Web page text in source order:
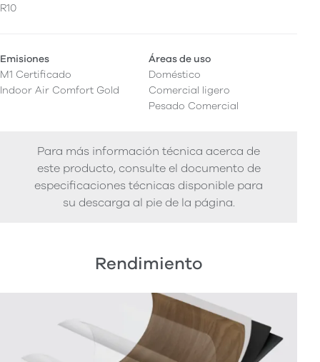
R10
Emisiones
M1 Certificado
Indoor Air Comfort Gold
Áreas de uso
Doméstico
Comercial ligero
Pesado Comercial
Para más información técnica acerca de
este producto, consulte el documento de
especificaciones técnicas disponible para
su descarga al pie de la página.
Rendimiento